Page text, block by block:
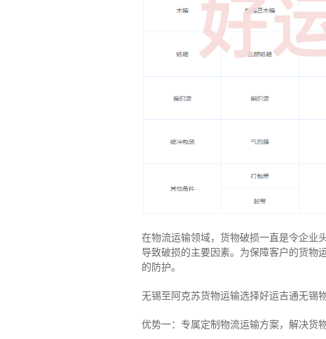
在物流运输领域，货物破损一直是令企业
导致破损的主要因素。为保障客户的货物
的防护。
无锡至阿克苏货物运输选择好运吉通无锡
优势一：专属定制物流运输方案，解决货